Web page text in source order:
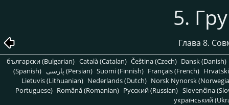
5.
Глава 8.
български (Bulgarian) Català (Catalan) Čeština (Czech) Dansk (Danish)
(Spanish)
پارسی (Persian) Suomi (Finnish) Français (French)
Lietuvis (Lithuanian) Nederlands (Dutch) Norsk Nynorsk
Portuguese) Română (Romanian) Pусский (Russian) Slovenčina
український